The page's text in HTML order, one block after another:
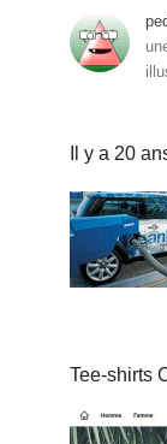
Il y a 20
Tee-shirts